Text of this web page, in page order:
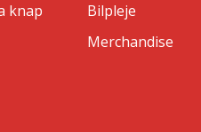
knap
Bilpleje
Merchandise